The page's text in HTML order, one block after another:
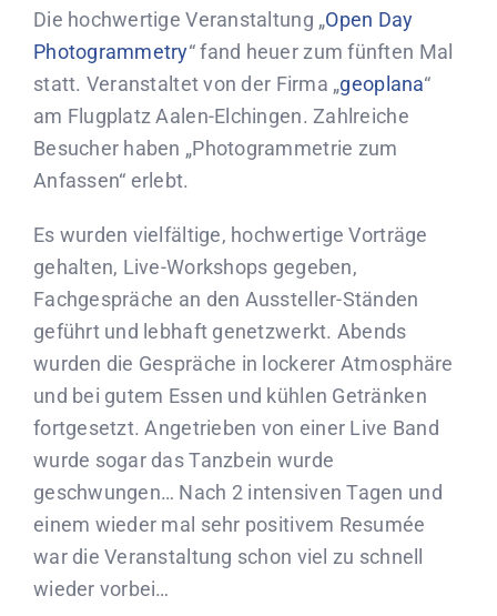
Die hochwertige Veranstaltung „Open Day
Photogrammetry“ fand heuer zum fünften Mal
statt. Veranstaltet von der Firma „geoplana“
am Flugplatz Aalen-Elchingen. Zahlreiche
Besucher haben „Photogrammetrie zum
Anfassen“ erlebt.
Es wurden vielfältige, hochwertige Vorträge
gehalten, Live-Workshops gegeben,
Fachgespräche an den Aussteller-Ständen
geführt und lebhaft genetzwerkt. Abends
wurden die Gespräche in lockerer Atmosphäre
und bei gutem Essen und kühlen Getränken
fortgesetzt. Angetrieben von einer Live Band
wurde sogar das Tanzbein wurde
geschwungen… Nach 2 intensiven Tagen und
einem wieder mal sehr positivem Resumée
war die Veranstaltung schon viel zu schnell
wieder vorbei…